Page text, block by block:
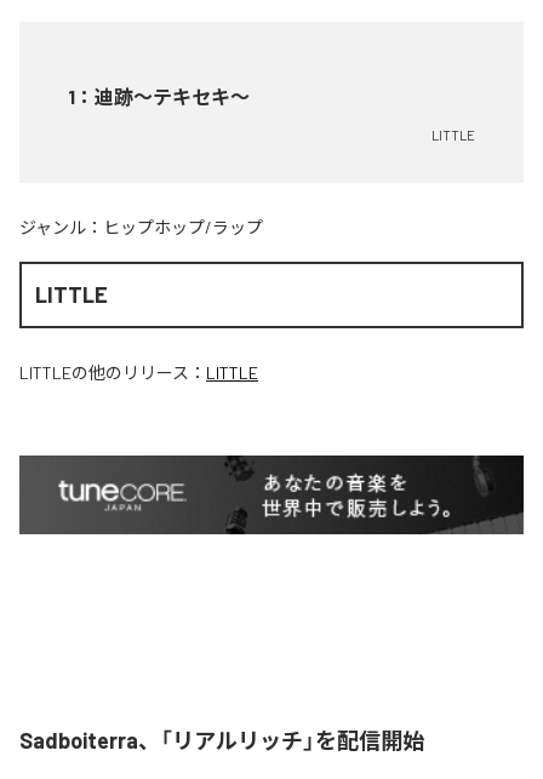
1 ： 迪跡〜テキセキ〜
LITTLE
ジャンル： ヒップホップ/ラップ
LITTLE
LITTLEの他のリリース： LITTLE
Sadboiterra、「リアルリッチ」を配信開始